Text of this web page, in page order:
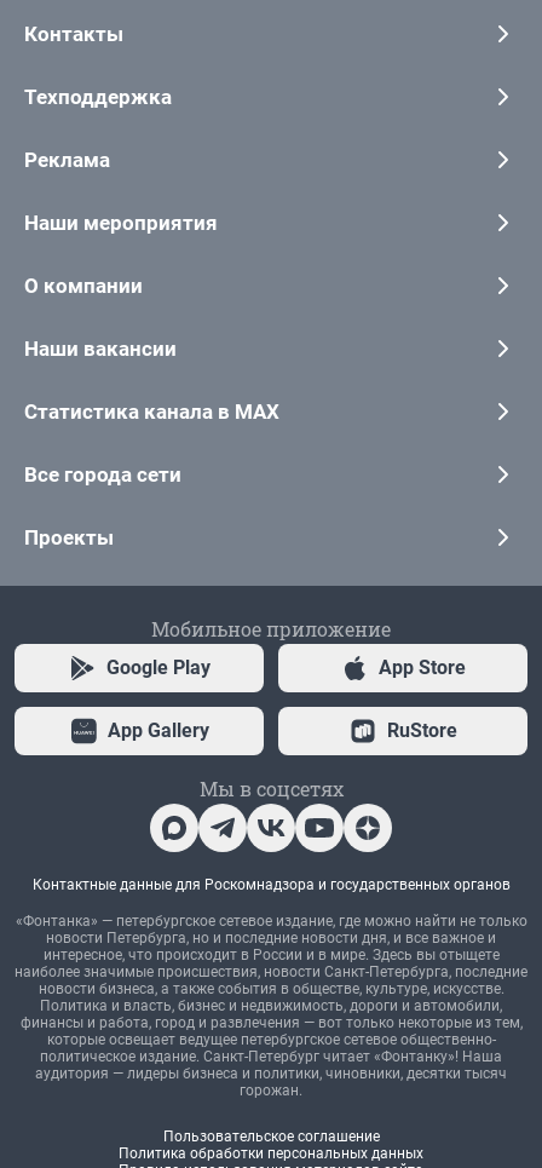
Контакты
Техподдержка
Реклама
Наши мероприятия
О компании
Наши вакансии
Статистика канала в MAX
Все города сети
Проекты
Мобильное приложение
Google Play App Store
App Gallery RuStore
Мы в соцсетях
Контактные данные для Роскомнадзора и государственных органов
«Фонтанка» — петербургское сетевое издание, где можно найти не только
новости Петербурга, но и последние новости дня, и все важное и
интересное, что происходит в России и в мире. Здесь вы отыщете
наиболее значимые происшествия, новости Санкт-Петербурга, последние
новости бизнеса, а также события в обществе, культуре, искусстве.
Политика и власть, бизнес и недвижимость, дороги и автомобили,
финансы и работа, город и развлечения — вот только некоторые из тем,
которые освещает ведущее петербургское сетевое общественно-
политическое издание. Санкт-Петербург читает «Фонтанку»! Наша
аудитория — лидеры бизнеса и политики, чиновники, десятки тысяч
горожан.
Пользовательское соглашение
Политика обработки персональных данных